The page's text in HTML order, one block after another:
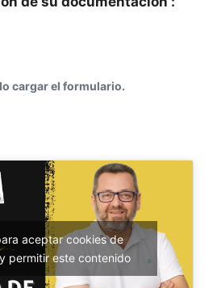
cargar el formulario.
aceptar cookies de
permitir este contenido